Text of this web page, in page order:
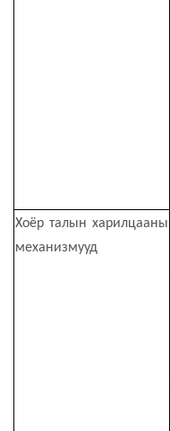
Хоёр талын харилцааны
механизмууд